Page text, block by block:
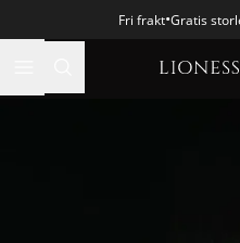
Fri frakt•Gratis